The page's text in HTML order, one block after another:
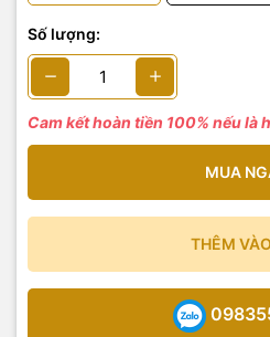
Số lượng:
Cam kết hoàn tiền 100% nếu là
MUA
THÊM